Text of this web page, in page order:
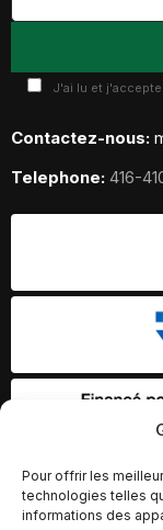
Pour offrir les
technologies telles
informations des
J'ai lu et
Contactez-nous:
Telephone: 416-